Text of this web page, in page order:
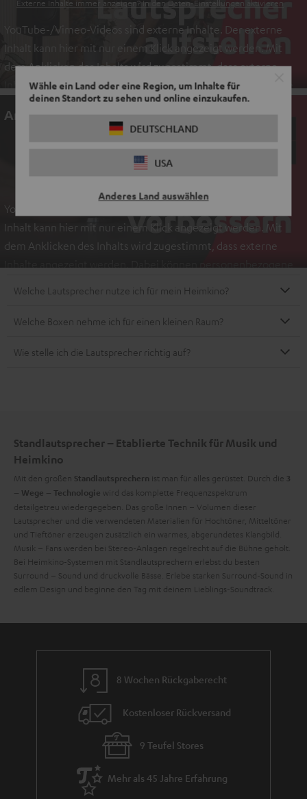
Wähle ein Land oder eine Region, um Inhalte für
deinen Standort zu sehen und online einzukaufen.
DEUTSCHLAND
USA
Anderes Land auswählen
Externe Inhalte immer anzeigen? In den Daten‑Einstellungen aktivieren
YouTube-/Vimeo-Videos sind externe Inhalte. Der externe
Inhalt kann hier mit nur einem Klick angezeigt werden. Mit
dem Anklicken des Inhalts wird zugestimmt, dass externe
Inhalte angezeigt werden. Dabei können personenbezogene
Daten an Drittplattformen übermittelt werden.Weitere
Informationen sind in der Datenschutzerklärung unter I zu
An dieser Stelle befindet sich ein Video
EINMALIG ZUSTIMMEN UND ANZEIGEN
YouTube-/Vimeo-Videos sind externe Inhalte. Der externe
Inhalt kann hier mit nur einem Klick angezeigt werden. Mit
dem Anklicken des Inhalts wird zugestimmt, dass externe
Inhalte angezeigt werden. Dabei können personenbezogene
finden.
Welche Lautsprecher nutze ich für mein Heimkino?
Welche Boxen nehme ich für einen kleinen Raum?
Wie stelle ich die Lautsprecher richtig auf?
Standlautsprecher – Etablierte Technik für Musik und
Heimkino
Mit den großen Standlautsprechern ist man für alles gerüstet. Durch die 3
– Wege – Technologie wird das komplette Frequenzspektrum
detailgetreu wiedergegeben. Das große Innen – Volumen dieser
Lautsprecher und die verwendeten Materialien für Hochtöner, Mitteltöner
und Tieftöner erzeugen zusätzlich ein warmes, abgerundetes Klangbild.
Musik – Fans werden bei Stereo-Anlagen regelrecht auf die Bühne geholt.
Bei Heimkino-Systemen mit Standlautsprechern erlebst du besten
Surround – Sound und druckvolle Bässe. Erlebe starken Surround-Sound in
edlem Design und beginne den Tag mit deinem Lieblings-Soundtrack.
8 Wochen Rückgaberecht
Kostenloser Rückversand
9 Teufel Stores
Mehr als 45 Jahre Erfahrung